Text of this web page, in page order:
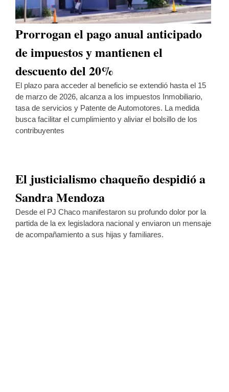
Prorrogan el pago anual anticipado
de impuestos y mantienen el
descuento del 20%
El plazo para acceder al beneficio se extendió hasta el 15
de marzo de 2026, alcanza a los impuestos Inmobiliario,
tasa de servicios y Patente de Automotores. La medida
busca facilitar el cumplimiento y aliviar el bolsillo de los
contribuyentes
El justicialismo chaqueño despidió a
Sandra Mendoza
Desde el PJ Chaco manifestaron su profundo dolor por la
partida de la ex legisladora nacional y enviaron un mensaje
de acompañamiento a sus hijas y familiares.